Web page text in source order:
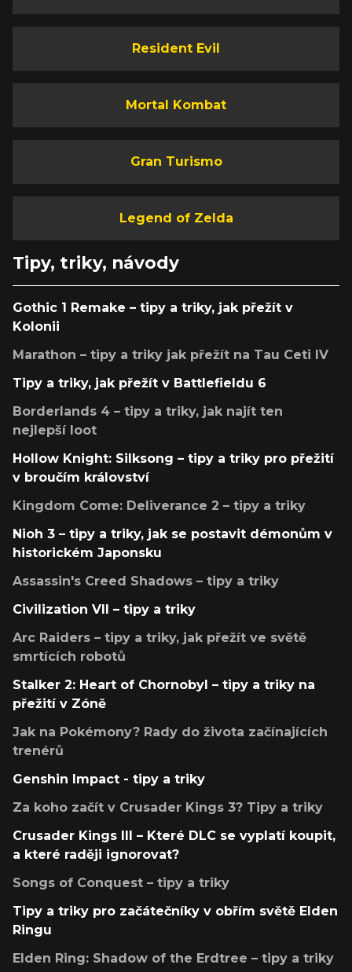
Resident Evil
Mortal Kombat
Gran Turismo
Legend of Zelda
Tipy, triky, návody
Gothic 1 Remake – tipy a triky, jak přežít v
Kolonii
Marathon – tipy a triky jak přežít na Tau Ceti IV
Tipy a triky, jak přežít v Battlefieldu 6
Borderlands 4 – tipy a triky, jak najít ten
nejlepší loot
Hollow Knight: Silksong – tipy a triky pro přežití
v broučím království
Kingdom Come: Deliverance 2 – tipy a triky
Nioh 3 – tipy a triky, jak se postavit démonům v
historickém Japonsku
Assassin's Creed Shadows – tipy a triky
Civilization VII – tipy a triky
Arc Raiders – tipy a triky, jak přežít ve světě
smrtících robotů
Stalker 2: Heart of Chornobyl – tipy a triky na
přežití v Zóně
Jak na Pokémony? Rady do života začínajících
trenérů
Genshin Impact - tipy a triky
Za koho začít v Crusader Kings 3? Tipy a triky
Crusader Kings III – Které DLC se vyplatí koupit,
a které raději ignorovat?
Songs of Conquest – tipy a triky
Tipy a triky pro začátečníky v obřím světě Elden
Ringu
Elden Ring: Shadow of the Erdtree – tipy a triky